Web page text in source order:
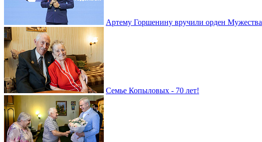
Артему Горшенину вручили орден Мужества
Семье Копыловых - 70 лет!